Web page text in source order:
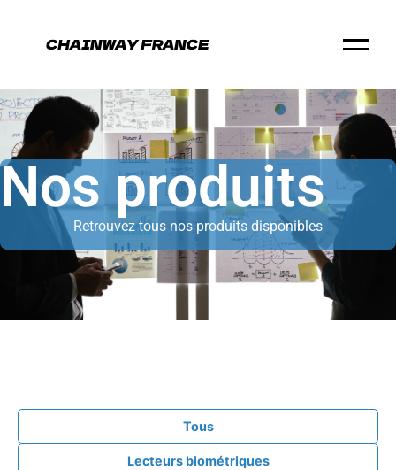
Nos produits
Retrouvez tous nos produits disponibles
Tous
Lecteurs biométriques